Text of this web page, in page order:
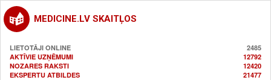
MEDICINE.LV SKAITĻOS
LIETOTĀJI ONLINE
2485
AKTĪVIE UZŅĒMUMI
12792
NOZARES RAKSTI
12420
EKSPERTU ATBILDES
21477